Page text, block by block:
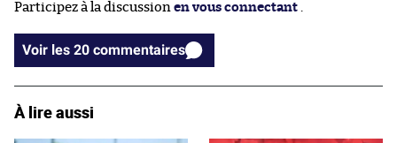
Participez à la discussion en vous connectant .
Voir les 20 commentaires
À lire aussi